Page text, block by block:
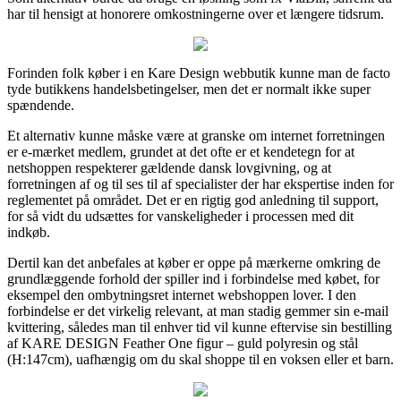
har til hensigt at honorere omkostningerne over et længere tidsrum.
Forinden folk køber i en Kare Design webbutik kunne man de facto
tyde butikkens handelsbetingelser, men det er normalt ikke super
spændende.
Et alternativ kunne måske være at granske om internet forretningen
er e-mærket medlem, grundet at det ofte er et kendetegn for at
netshoppen respekterer gældende dansk lovgivning, og at
forretningen af og til ses til af specialister der har ekspertise inden for
reglementet på området. Det er en rigtig god anledning til support,
for så vidt du udsættes for vanskeligheder i processen med dit
indkøb.
Dertil kan det anbefales at køber er oppe på mærkerne omkring de
grundlæggende forhold der spiller ind i forbindelse med købet, for
eksempel den ombytningsret internet webshoppen lover. I den
forbindelse er det virkelig relevant, at man stadig gemmer sin e-mail
kvittering, således man til enhver tid vil kunne eftervise sin bestilling
af KARE DESIGN Feather One figur – guld polyresin og stål
(H:147cm), uafhængig om du skal shoppe til en voksen eller et barn.